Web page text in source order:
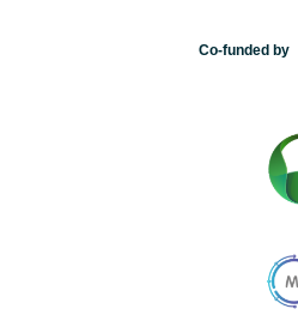
Co-funded by